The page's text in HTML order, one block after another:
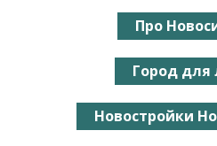
Про
Город
Новостройки